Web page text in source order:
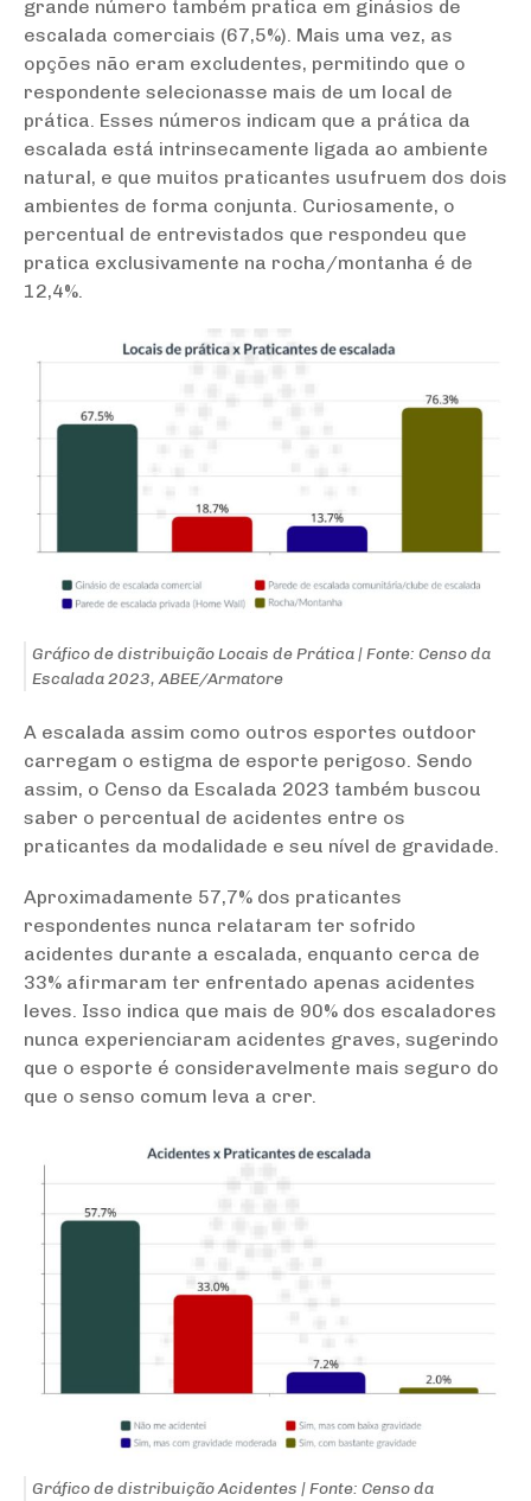
grande número também pratica em ginásios de
escalada comerciais (67,5%). Mais uma vez, as
opções não eram excludentes, permitindo que o
respondente selecionasse mais de um local de
prática. Esses números indicam que a prática da
escalada está intrinsecamente ligada ao ambiente
natural, e que muitos praticantes usufruem dos dois
ambientes de forma conjunta. Curiosamente, o
percentual de entrevistados que respondeu que
pratica exclusivamente na rocha/montanha é de
12,4%.
Gráfico de distribuição Locais de Prática | Fonte: Censo da
Escalada 2023, ABEE/Armatore
A escalada assim como outros esportes outdoor
carregam o estigma de esporte perigoso. Sendo
assim, o Censo da Escalada 2023 também buscou
saber o percentual de acidentes entre os
praticantes da modalidade e seu nível de gravidade.
Aproximadamente 57,7% dos praticantes
respondentes nunca relataram ter sofrido
acidentes durante a escalada, enquanto cerca de
33% afirmaram ter enfrentado apenas acidentes
leves. Isso indica que mais de 90% dos escaladores
nunca experienciaram acidentes graves, sugerindo
que o esporte é consideravelmente mais seguro do
que o senso comum leva a crer.
Gráfico de distribuição Acidentes | Fonte: Censo da